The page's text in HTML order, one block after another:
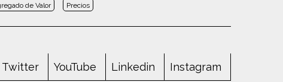
de Valor Precios
Twitter YouTube Linkedin Instagram